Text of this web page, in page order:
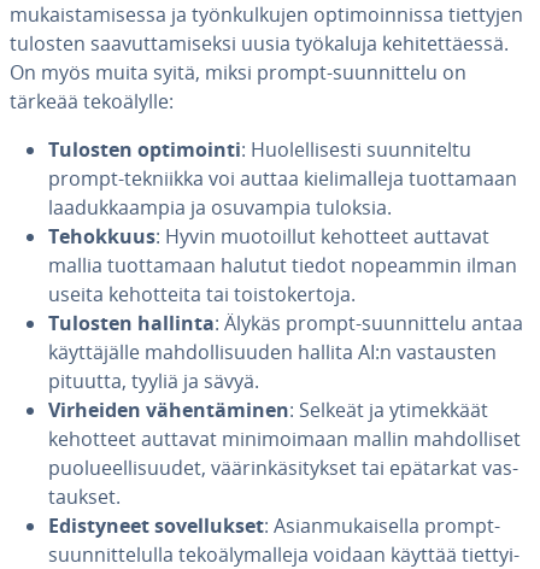
mu­kais­ta­mi­ses­sa ja työn­kul­ku­jen op­ti­moin­nis­sa tiettyjen
tulosten saa­vut­ta­mi­sek­si uusia työkaluja ke­hi­tet­täes­sä.
On myös muita syitä, miksi prompt-suun­nit­te­lu on
tärkeää te­ko­ä­lyl­le:
Tulosten op­ti­moin­ti: Huo­lel­li­ses­ti suun­ni­tel­tu
prompt-tekniikka voi auttaa kie­li­mal­le­ja tuot­ta­maan
laa­duk­kaam­pia ja osuvampia tuloksia.
Tehokkuus: Hyvin muo­toil­lut kehotteet auttavat
mallia tuot­ta­maan halutut tiedot nopeammin ilman
useita ke­hot­tei­ta tai tois­to­ker­to­ja.
Tulosten hallinta: Älykäs prompt-suun­nit­te­lu antaa
käyt­tä­jäl­le mah­dol­li­suu­den hallita AI:n vas­taus­ten
pituutta, tyyliä ja sävyä.
Virheiden vä­hen­tä­mi­nen: Selkeät ja yti­mek­käät
kehotteet auttavat mi­ni­moi­maan mallin mah­dol­li­set
puo­lu­eel­li­suu­det, vää­rin­kä­si­tyk­set tai epätarkat vas­
tauk­set.
Edis­ty­neet so­vel­luk­set: Asian­mu­kai­sel­la prompt-
suun­nit­te­lul­la te­ko­ä­ly­mal­le­ja voidaan käyttää tiet­tyi­